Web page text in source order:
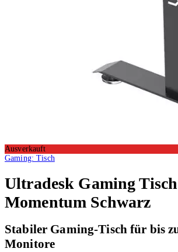
Ausverkauft
Gaming: Tisch
Ultradesk Gaming Tisch
Momentum Schwarz
Stabiler Gaming-Tisch für bis
Monitore